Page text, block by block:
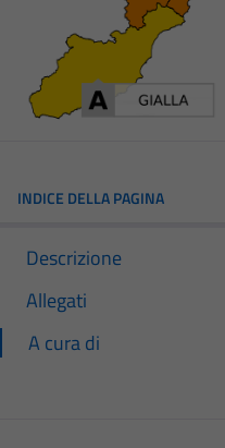
INDICE DELLA PAGINA
Descrizione
Allegati
A cura di